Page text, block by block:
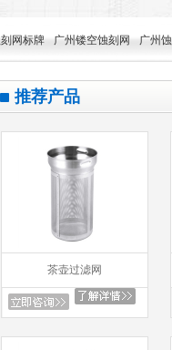
广州镂空蚀刻网 广州蚀刻加工厂
推荐产品
茶壶过滤网